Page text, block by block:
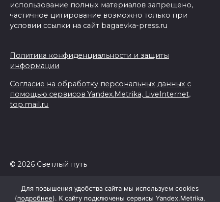
использование полных материалов запрещено,
частичное цитирование возможно только при
условии ссылки на сайт bagaevka-press.ru
Политика конфиденциальности и защиты
информации
Согласие на обработку персональных данных с
помощью сервисов Yandex.Metrika, LiveInternet,
top.mail.ru
© 2026 Светлый путь
Для повышения удобства сайта мы используем cookies
(подробнее). К сайту подключены сервисы Yandex.Metrika,